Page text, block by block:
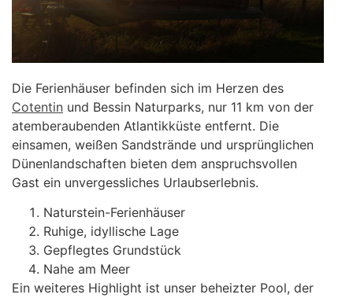
Die Ferienhäuser befinden sich im Herzen des
Cotentin und Bessin Naturparks, nur 11 km von der
atemberaubenden Atlantikküste entfernt. Die
einsamen, weißen Sandstrände und ursprünglichen
Dünenlandschaften bieten dem anspruchsvollen
Gast ein unvergessliches Urlaubserlebnis.
Naturstein-Ferienhäuser
Ruhige, idyllische Lage
Gepflegtes Grundstück
Nahe am Meer
Ein weiteres Highlight ist unser beheizter Pool, der